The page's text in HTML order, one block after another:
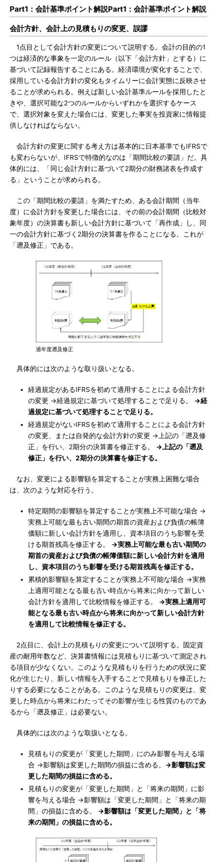
Part1：会計基準ポイント解説Part1：会計基準ポイント解説
会計方針、会計上の見積もりの変更、誤謬
1点目として会計方針の変更について説明する。会計の目的の1
つは経済的な事象を一定のルール（以下「会計方針」とする）に
基づいて記録報告することにある。経済環境が変化することで、
採用している会計方針の変化もタイムリーに会計実態に反映させ
ることが求められる。例えば新しい会計基準ルールを採用したと
きや、選択可能な2つのルールからいずれかを選択するケース
で、選択対象を変えた場合には、変更した事実を投資家に情報提
供しなければならない。
会計方針の変更に関する考え方は基本的に日本基準でもIFRSで
も変わらないが、IFRSで特徴的なのは「期間比較の要請」だ。具
体的には、「同じ会計方針に基づいて2期分の財務諸表を作成す
る」ということが求められる。
この「期間比較の要請」を満たすため、ある会計期間（当年
度）に会計方針を変更した場合には、その前の会計期間（比較対
象年度）の決算書も新しい会計方針に基づいて「再作成」し、同
一の会計方針に基づく2期分の決算書を作ることになる。これが
「遡及修正」である。
過年度遡及修正
具体的には次のような取り扱いとなる。
経過規定があるIFRSを初めて適用することによる会計方針
の変更 →経過規定に基づいて処理することで足りる。 →経
過規定に基づいて処理することで足りる。
経過規定がないIFRSを初めて適用することによる会計方針
の変更、または自発的な会計方針の変更 →上記の「遡及修
正」を行い、2期分の決算書を修正する。 →上記の「遡及
修正」を行い、2期分の決算書を修正する。
なお、変更による影響額を算定することが実務上困難な場合
は、次のような対応を行う。
特定期間の影響額を算定することが実務上不可能な場合 →
実務上可能な最も古い期間の期首の資産および負債の帳簿
価額に新しい会計方針を適用し、資本項目のうち影響を受
ける期首残高を修正する。 →実務上可能な最も古い期間の
期首の資産および負債の帳簿価額に新しい会計方針を適用
し、資本項目のうち影響を受ける期首残高を修正する。
累積的影響額を算定することが実務上不可能な場合 →実務
上適用可能となる最も古い時点から将来に向かって新しい
会計方針を適用して比較情報を修正する。 →実務上適用可
能となる最も古い時点から将来に向かって新しい会計方針
を適用して比較情報を修正する。
2点目に、会計上の見積もりの変更について説明する。固定資
産の耐用年数など、決算書情報には見積もりに基づいて測定され
る項目が少なくない。このような見積もりを行うための状況に変
化が生じたり、新しい情報を入手することで見積もりを修正した
りする必要になることがある。このような見積もりの変更は、変
更した時点から将来にわたってその影響が生じる性質のものであ
るから「遡及修正」は必要ない。
具体的には次のような取扱いとなる。
見積もりの変更が「変更した期間」にのみ影響を与える場
合 →影響額は変更した期間の損益に含める。 →影響額は変
更した期間の損益に含める。
見積もりの変更が「変更した期間」と「将来の期間」に影
響を与える場合 →影響額は「変更した期間」と「将来の期
間」の損益に含める。 →影響額は「変更した期間」と「将
来の期間」の損益に含める。